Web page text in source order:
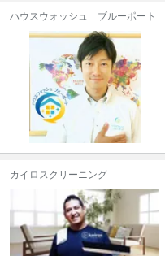
ハウスウォッシュ ブルーポート
カイロスクリーニング